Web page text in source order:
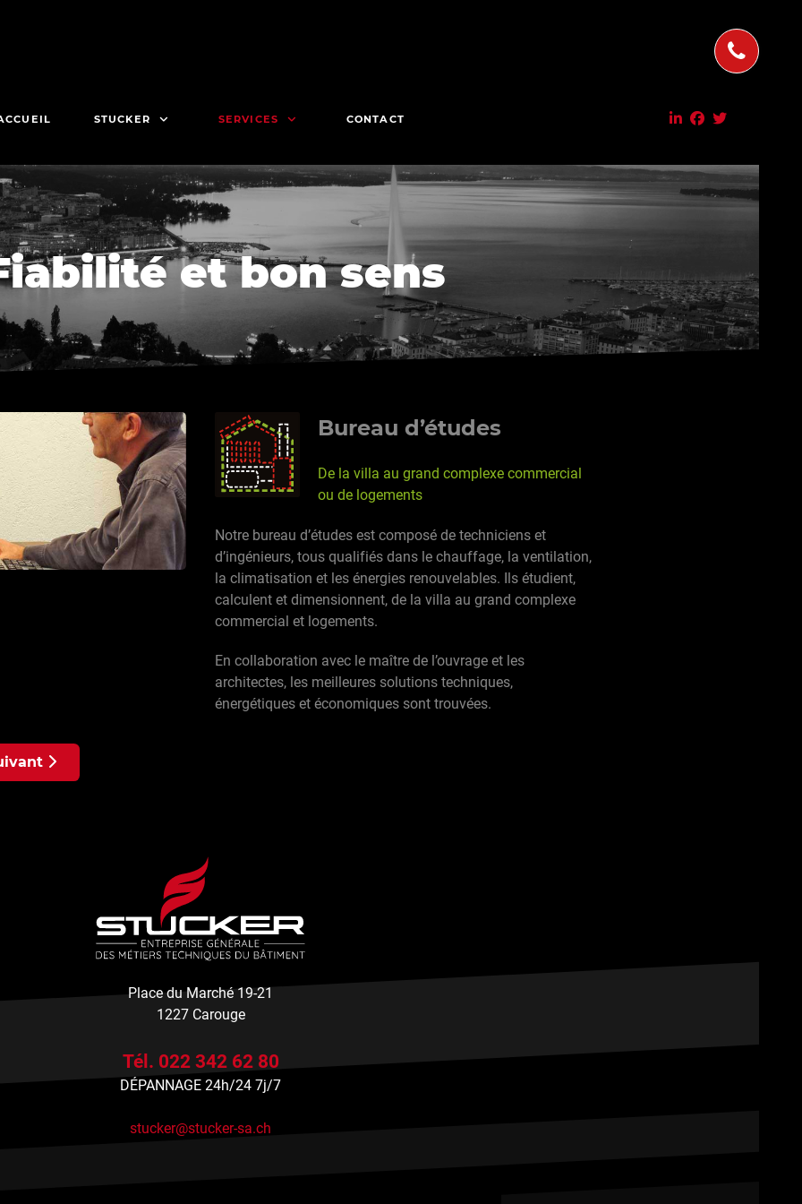
STUCKER SERVICES CONTACT
et bon sens
Bureau d’études
De la villa au grand complexe commercial
ou de logements
Notre bureau d’études est composé de techniciens et
d’ingénieurs, tous qualifiés dans le chauffage, la ventilation,
la climatisation et les énergies renouvelables. Ils étudient,
calculent et dimensionnent, de la villa au grand complexe
commercial et logements.
En collaboration avec le maître de l’ouvrage et les
architectes, les meilleures solutions techniques,
énergétiques et économiques sont trouvées.
: Entretien
suivant : Service : Panneaux solaires
Place du Marché 19-21
1227 Carouge
Tél. 022 342 62 80
DÉPANNAGE 24h/24 7j/7
stucker@stucker-sa.ch